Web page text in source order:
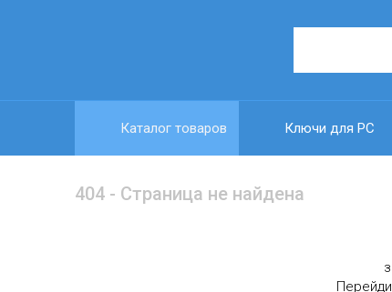
Каталог товаров Ключи для PC
404 - Страница не найдена